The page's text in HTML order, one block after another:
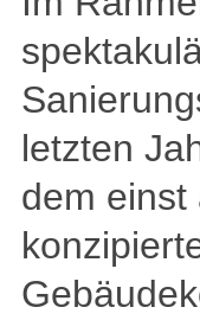
letzten
dem einst